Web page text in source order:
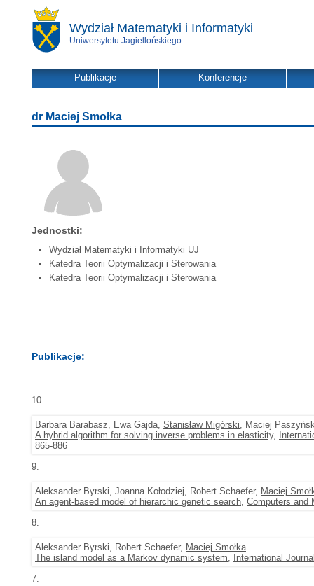
Wydział Matematyki i Informatyki
Uniwersytetu Jagiellońskiego
Publikacje Konferencje
dr Maciej Smołka
Jednostki:
Wydział Matematyki i Informatyki UJ
Katedra Teorii Optymalizacji i Sterowania
Katedra Teorii Optymalizacji i Sterowania
Publikacje:
10.
Barbara Barabasz, Ewa Gajda, Stanisław Migórski, Maciej
A hybrid algorithm for solving inverse problems in elasticity,
865-886
9.
Aleksander Byrski, Joanna Kołodziej, Robert Schaefer, Maciej
An agent-based model of hierarchic genetic search, Computers and
8.
Aleksander Byrski, Robert Schaefer, Maciej Smołka
The island model as a Markov dynamic system,
International
7.